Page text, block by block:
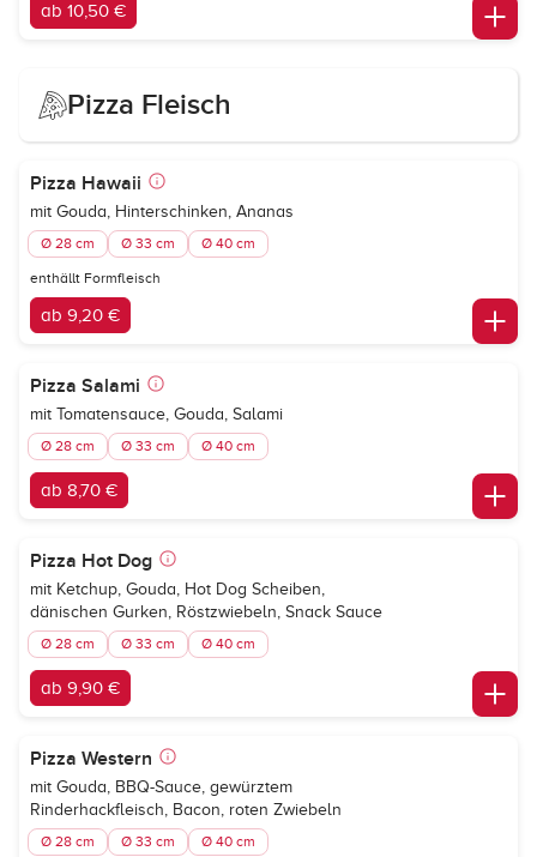
ab 10,50 €
Pizza Fleisch
Pizza Hawaii
mit Gouda, Hinterschinken, Ananas
Ø 28 cm Ø 33 cm Ø 40 cm
enthällt Formfleisch
ab 9,20 €
Pizza Salami
mit Tomatensauce, Gouda, Salami
Ø 28 cm Ø 33 cm Ø 40 cm
ab 8,70 €
Pizza Hot Dog
mit Ketchup, Gouda, Hot Dog Scheiben,
dänischen Gurken, Röstzwiebeln, Snack Sauce
Ø 28 cm Ø 33 cm Ø 40 cm
ab 9,90 €
Pizza Western
mit Gouda, BBQ-Sauce, gewürztem
Rinderhackfleisch, Bacon, roten Zwiebeln
Ø 28 cm Ø 33 cm Ø 40 cm